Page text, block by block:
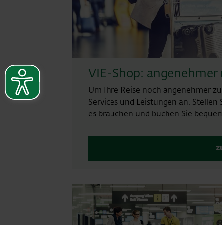
VIE-Shop: angenehmer
Um Ihre Reise noch angenehmer
Services und Leistungen an.
es brauchen und buchen Sie